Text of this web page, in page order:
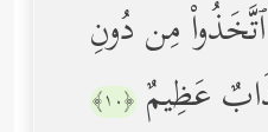
مِن دُونِ
عَظِیمٌ ﴿١٠﴾